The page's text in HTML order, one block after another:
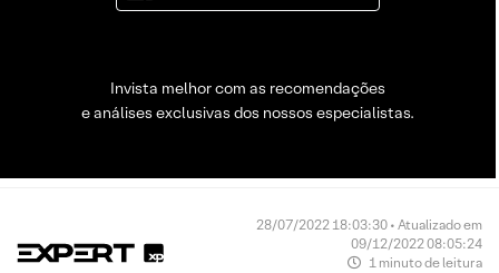
Invista melhor com as recomendações
e análises exclusivas dos nossos especialistas.
28/07/2022 18:03:30 • Atualizado em
09/12/2022 08:05:24
1 minuto de leitura